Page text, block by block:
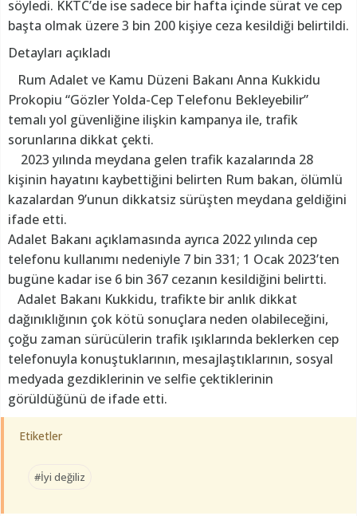
söyledi. KKTC’de ise sadece bir hafta içinde sürat ve cep
başta olmak üzere 3 bin 200 kişiye ceza kesildiği belirtildi.
Detayları açıkladı
Rum Adalet ve Kamu Düzeni Bakanı Anna Kukkidu
Prokopiu “Gözler Yolda-Cep Telefonu Bekleyebilir”
temalı yol güvenliğine ilişkin kampanya ile, trafik
sorunlarına dikkat çekti.
2023 yılında meydana gelen trafik kazalarında 28
kişinin hayatını kaybettiğini belirten Rum bakan, ölümlü
kazalardan 9’unun dikkatsiz sürüşten meydana geldiğini
ifade etti.
Adalet Bakanı açıklamasında ayrıca 2022 yılında cep
telefonu kullanımı nedeniyle 7 bin 331; 1 Ocak 2023’ten
bugüne kadar ise 6 bin 367 cezanın kesildiğini belirtti.
Adalet Bakanı Kukkidu, trafikte bir anlık dikkat
dağınıklığının çok kötü sonuçlara neden olabileceğini,
çoğu zaman sürücülerin trafik ışıklarında beklerken cep
telefonuyla konuştuklarının, mesajlaştıklarının, sosyal
medyada gezdiklerinin ve selfie çektiklerinin
görüldüğünü de ifade etti.
Etiketler
#İyi değiliz